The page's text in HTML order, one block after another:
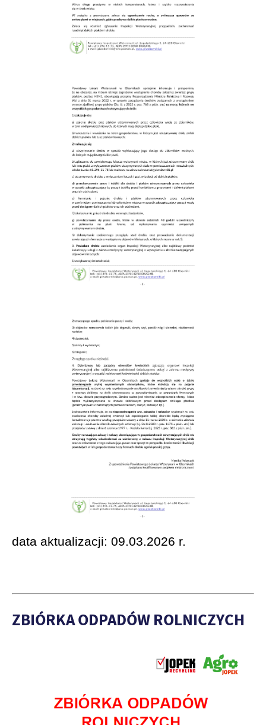
data aktualizacji: 09.03.2026 r.
ZBIÓRKA ODPADÓW ROLNICZYCH